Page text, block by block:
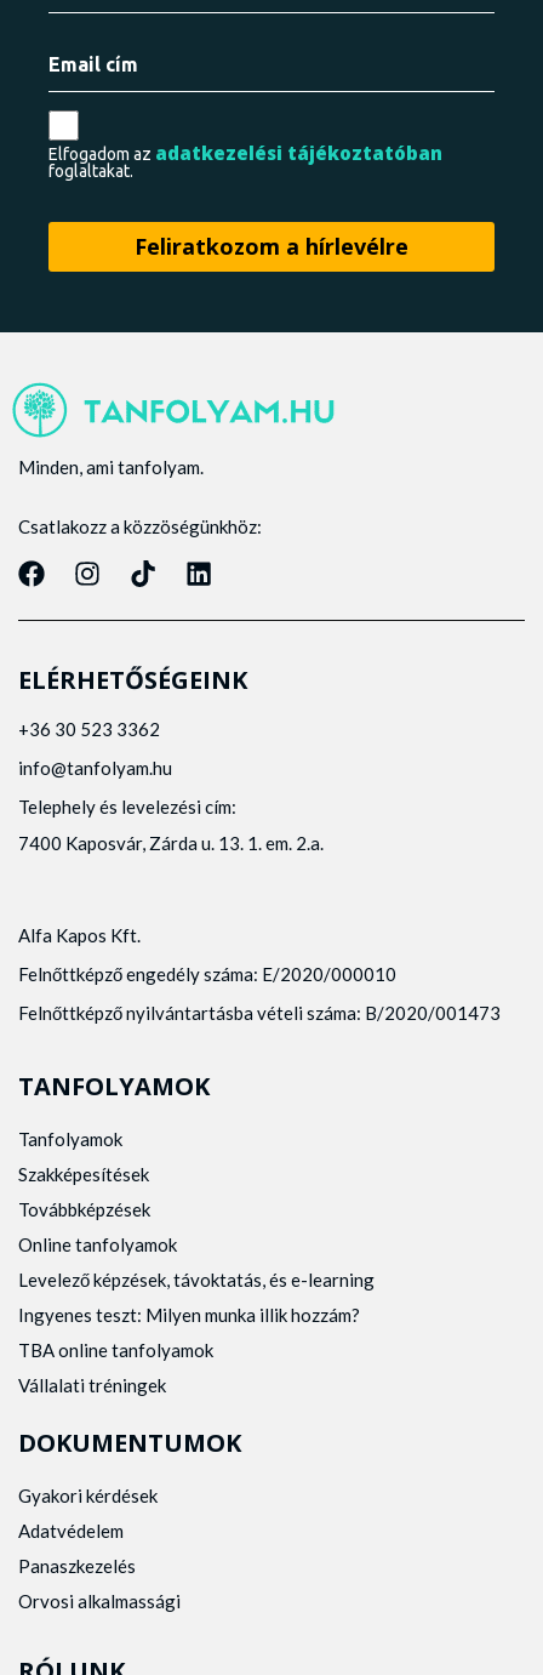
Elfogadom az adatkezelési tájékoztatóban
foglaltakat.
Minden, ami tanfolyam.
Csatlakozz a közzöségünkhöz:
ELÉRHETŐSÉGEINK
+36 30 523 3362
info@tanfolyam.hu
Telephely és levelezési cím:
7400 Kaposvár, Zárda u. 13. 1. em. 2.a.
Alfa Kapos Kft.
Felnőttképző engedély száma: E/2020/000010
Felnőttképző nyilvántartásba vételi száma: B/2020/001473
TANFOLYAMOK
Tanfolyamok
Szakképesítések
Továbbképzések
Online tanfolyamok
Levelező képzések, távoktatás, és e-learning
Ingyenes teszt: Milyen munka illik hozzám?
TBA online tanfolyamok
Vállalati tréningek
DOKUMENTUMOK
Gyakori kérdések
Adatvédelem
Panaszkezelés
Orvosi alkalmassági